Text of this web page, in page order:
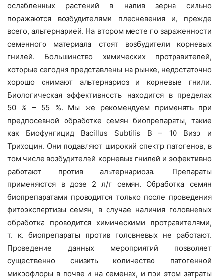
ослабленных растений в налив зерна сильно
поражаются возбудителями плесневения и, прежде
всего, альтернарией. На втором месте по зараженности
семенного материала стоят возбудители корневых
гнилей. Большинство химических протравителей,
которые сегодня представлены на рынке, недостаточно
хорошо снимают альтернариоз и корневые гнили.
Биологическая эффективность находится в пределах
50 % – 55 %. Мы же рекомендуем применять при
предпосевной обработке семян биопрепараты, такие
как Биофунгицид Bacillus Subtilis B – 10 Визр и
Трихоцин. Они подавляют широкий спектр патогенов, в
том числе возбудителей корневых гнилей и эффективно
работают против альтернариоза. Препараты
применяются в дозе 2 л/т семян. Обработка семян
биопрепаратами проводится только после проведения
фитоэкспертизы семян, в случае наличия головневых
обработка проводится химическими протравителями,
т. к. биопрепараты против головневых не работают.
Проведение данных мероприятий позволяет
существенно снизить количество патогенной
микрофлоры в почве и на семенах, и при этом затраты